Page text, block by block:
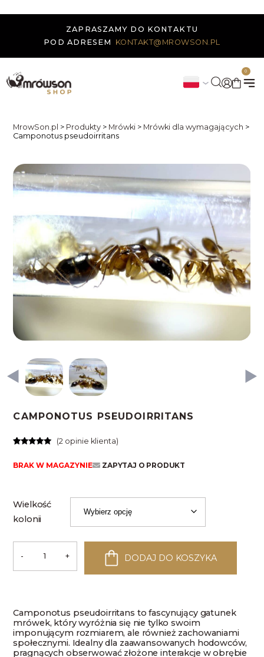
ZAPRASZAMY DO KONTAKTU
POD ADRESEM
KONTAKT@MROWSON.PL
0
MrowSon.pl > Produkty > Mrówki > Mrówki dla wymagających >
Camponotus pseudoirritans
CAMPONOTUS PSEUDOIRRITANS
na
(2 opinie klienta)
BRAK W MAGAZYNIE ZAPYTAJ O PRODUKT
Wielkość
kolonii
-
ilość
Camponotus
+ DODAJ DO KOSZYKA
Camponotus pseudoirritans to fascynujący gatunek
mrówek, który wyróżnia się nie tylko swoim
imponującym rozmiarem, ale również zachowaniami
społecznymi. Idealny dla zaawansowanych hodowców,
pragnących obserwować złożone interakcje w obrębie